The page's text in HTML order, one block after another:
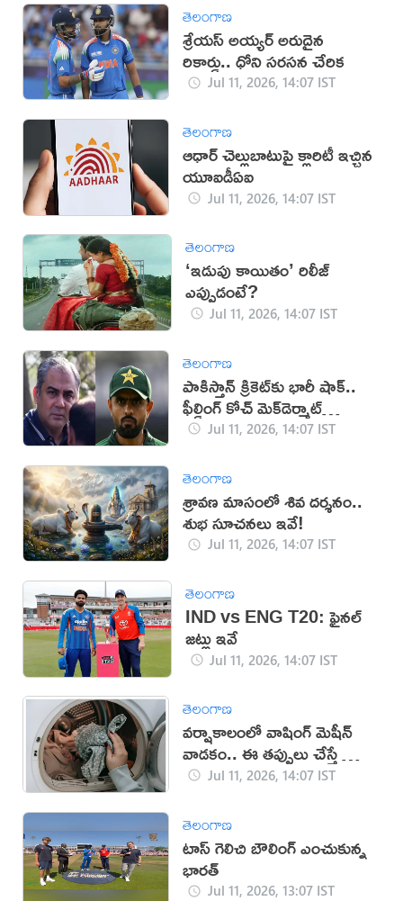
తెలంగాణ
శ్రేయస్ అయ్యర్ అరుదైన
రికార్డు.. ధోని సరసన చేరిక
Jul 11, 2026, 14:07 IST
తెలంగాణ
ఆధార్ చెల్లుబాటుపై క్లారిటీ ఇచ్చిన
యూఐడీఏఐ
Jul 11, 2026, 14:07 IST
తెలంగాణ
‘ఇడుపు కాయితం’ రిలీజ్
ఎప్పుడంటే?
Jul 11, 2026, 14:07 IST
తెలంగాణ
పాకిస్తాన్‌ క్రికెట్‌కు భారీ షాక్‌..
ఫీల్డింగ్ కోచ్ మెక్‌డెర్మాట్
రాజీనామా
Jul 11, 2026, 14:07 IST
తెలంగాణ
శ్రావణ మాసంలో శివ దర్శనం..
శుభ సూచనలు ఇవే!
Jul 11, 2026, 14:07 IST
తెలంగాణ
IND vs ENG T20: ఫైనల్
జట్లు ఇవే
Jul 11, 2026, 14:07 IST
తెలంగాణ
వర్షాకాలంలో వాషింగ్ మెషీన్
వాడకం.. ఈ తప్పులు చేస్తే భారీ
నష్టం!Jul 11, 2026, 14:07 IST
తెలంగాణ
టాస్ గెలిచి బౌలింగ్ ఎంచుకున్న
భారత్
Jul 11, 2026, 13:07 IST